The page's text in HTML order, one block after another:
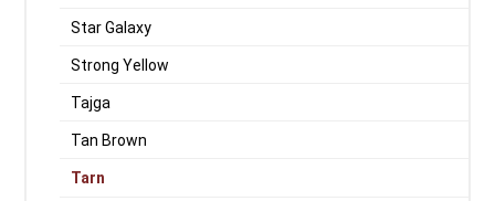
Star Galaxy
Strong Yellow
Tajga
Tan Brown
Tarn